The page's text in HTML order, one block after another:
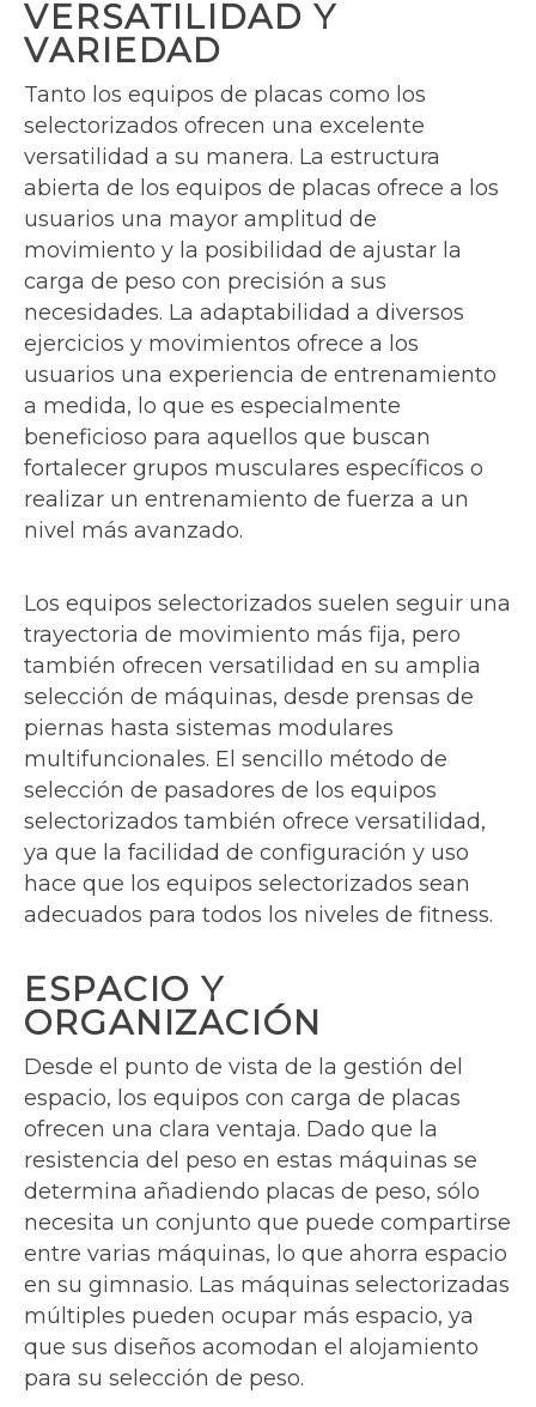
VERSATILIDAD Y
VARIEDAD
Tanto los equipos de placas como los
selectorizados ofrecen una excelente
versatilidad a su manera. La estructura
abierta de los equipos de placas ofrece a los
usuarios una mayor amplitud de
movimiento y la posibilidad de ajustar la
carga de peso con precisión a sus
necesidades. La adaptabilidad a diversos
ejercicios y movimientos ofrece a los
usuarios una experiencia de entrenamiento
a medida, lo que es especialmente
beneficioso para aquellos que buscan
fortalecer grupos musculares específicos o
realizar un entrenamiento de fuerza a un
nivel más avanzado.
Los equipos selectorizados suelen seguir una
trayectoria de movimiento más fija, pero
también ofrecen versatilidad en su amplia
selección de máquinas, desde prensas de
piernas hasta sistemas modulares
multifuncionales. El sencillo método de
selección de pasadores de los equipos
selectorizados también ofrece versatilidad,
ya que la facilidad de configuración y uso
hace que los equipos selectorizados sean
adecuados para todos los niveles de fitness.
ESPACIO Y
ORGANIZACIÓN
Desde el punto de vista de la gestión del
espacio, los equipos con carga de placas
ofrecen una clara ventaja. Dado que la
resistencia del peso en estas máquinas se
determina añadiendo placas de peso, sólo
necesita un conjunto que puede compartirse
entre varias máquinas, lo que ahorra espacio
en su gimnasio. Las máquinas selectorizadas
múltiples pueden ocupar más espacio, ya
que sus diseños acomodan el alojamiento
para su selección de peso.